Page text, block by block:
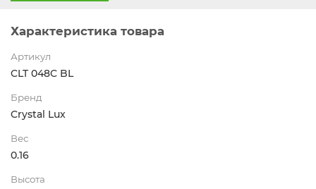
Характеристика товара
Артикул
CLT 048C BL
Бренд
Crystal Lux
Вес
0.16
Высота